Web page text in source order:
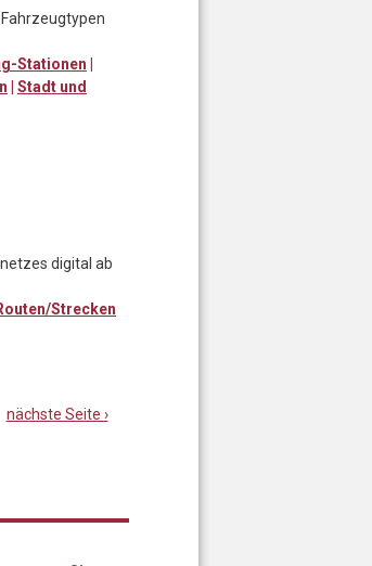
Stationen |
| Stadt und
digital ab
Strecken
nächste Seite ›